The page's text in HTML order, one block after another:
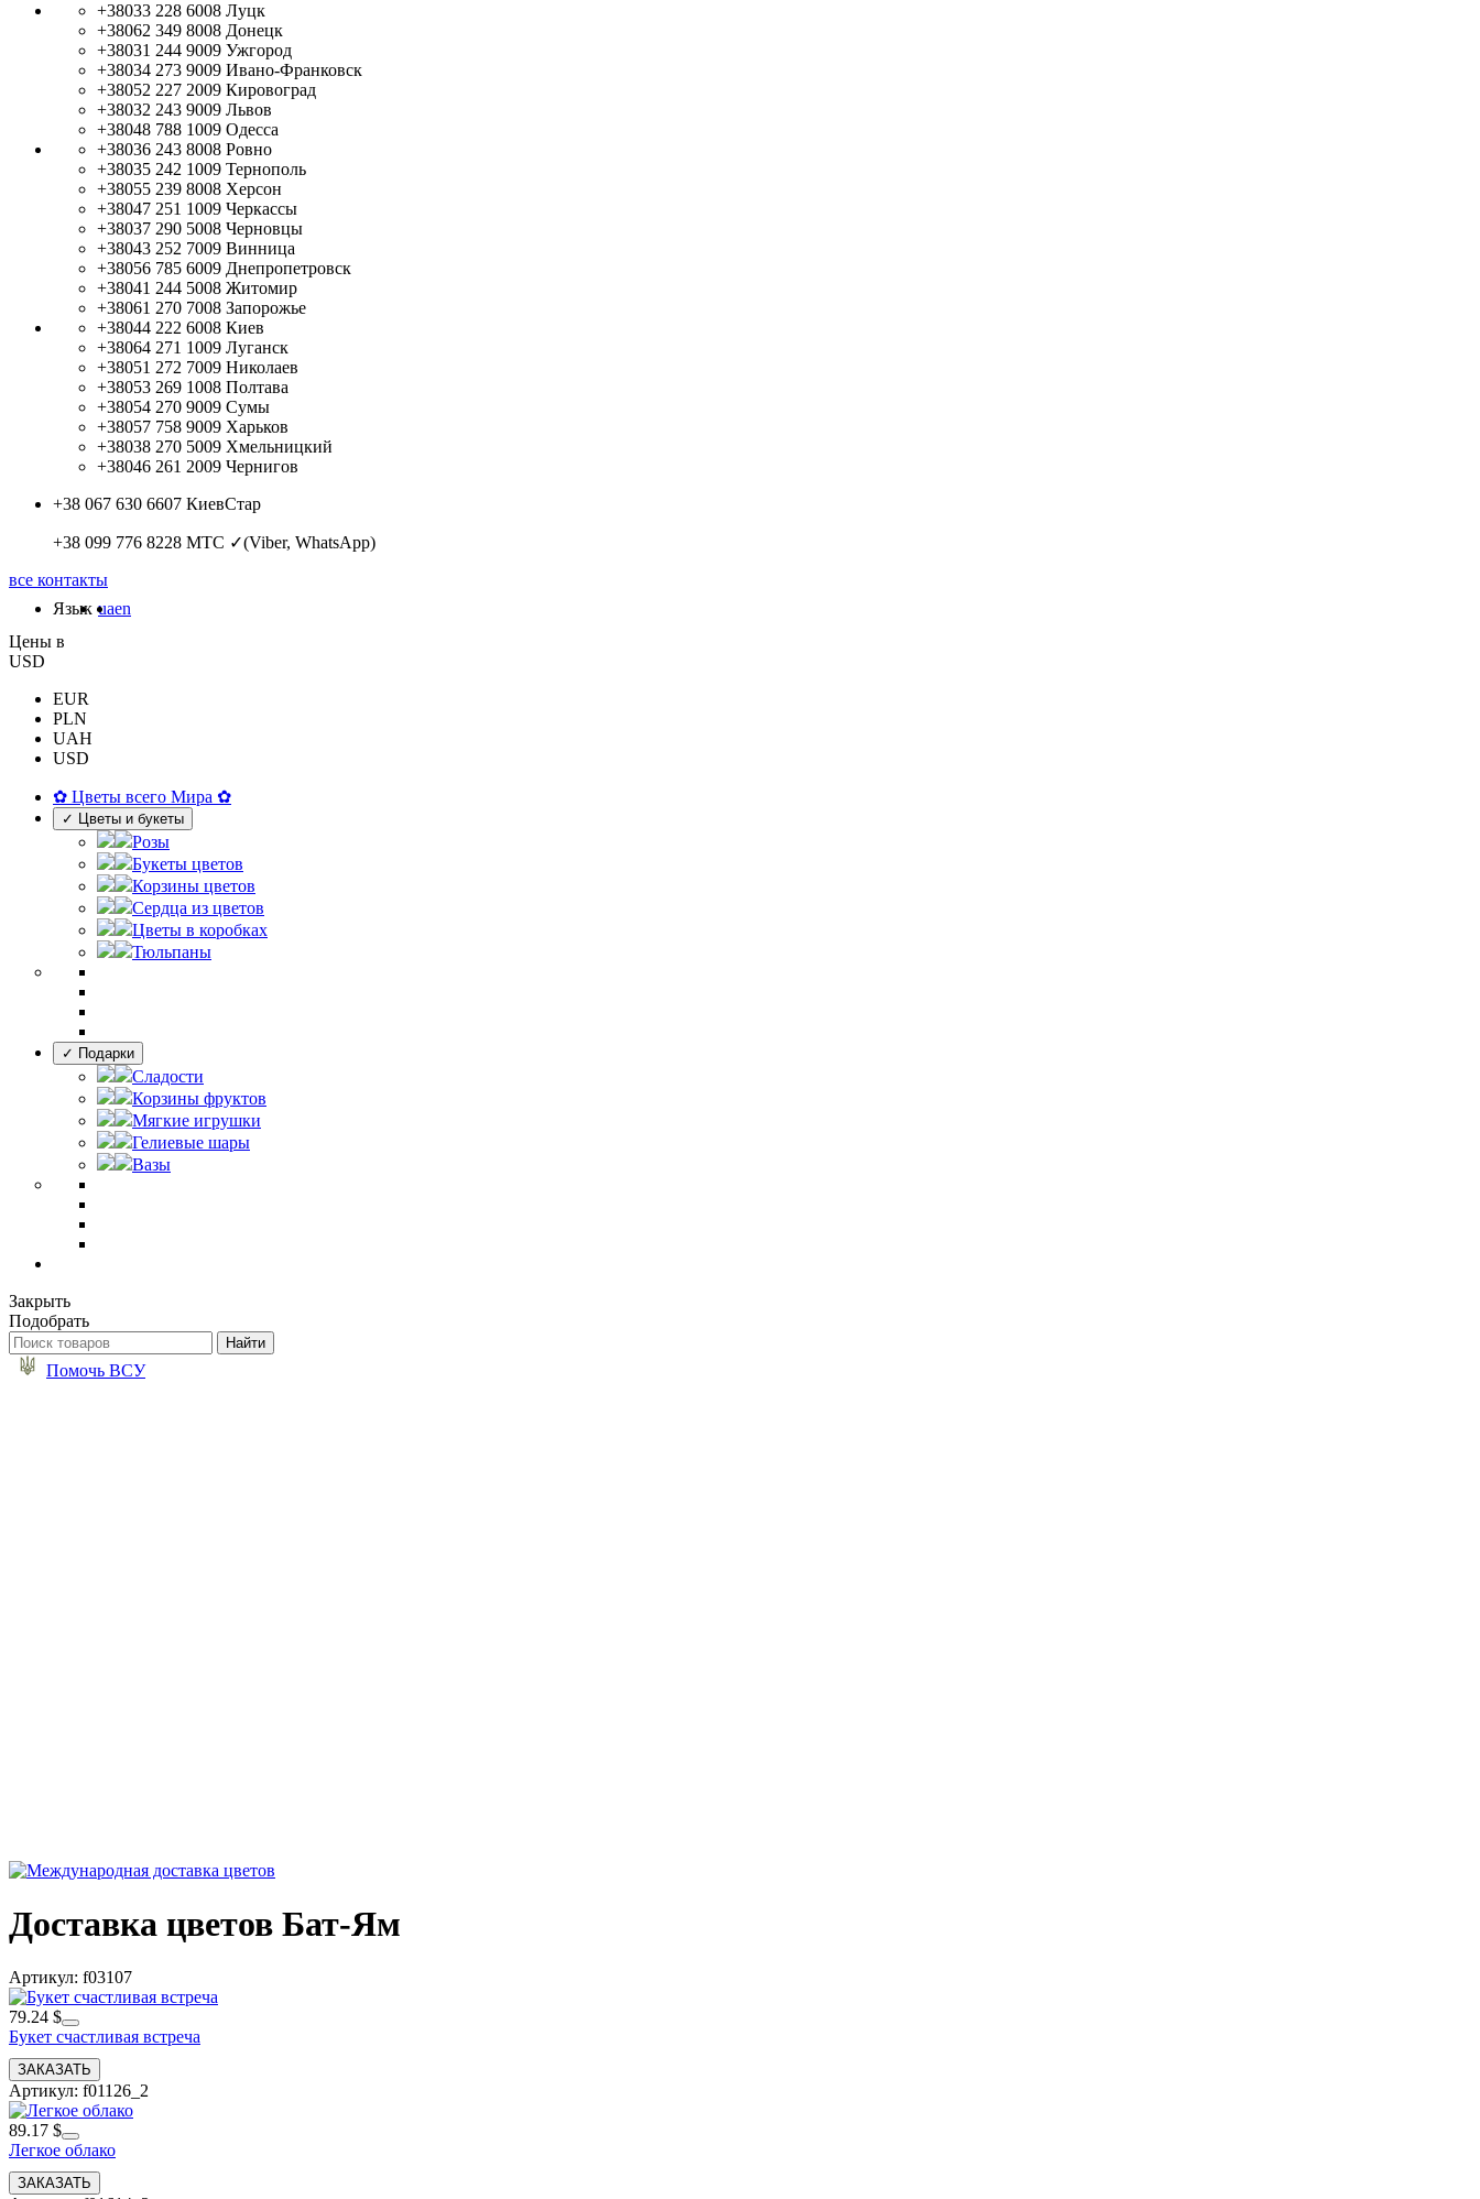
+38033 228 6008 Луцк
+38062 349 8008 Донецк
+38031 244 9009 Ужгород
+38034 273 9009 Ивано-Франковск
+38052 227 2009 Кировоград
+38032 243 9009 Львов
+38048 788 1009 Одесса
+38036 243 8008 Ровно
+38035 242 1009 Тернополь
+38055 239 8008 Херсон
+38047 251 1009 Черкассы
+38037 290 5008 Черновцы
+38043 252 7009 Винница
+38056 785 6009 Днепропетровск
+38041 244 5008 Житомир
+38061 270 7008 Запорожье
+38044 222 6008 Киев
+38064 271 1009 Луганск
+38051 272 7009 Николаев
+38053 269 1008 Полтава
+38054 270 9009 Сумы
+38057 758 9009 Харьков
+38038 270 5009 Хмельницкий
+38046 261 2009 Чернигов
+38 067 630 6607 КиевСтар
+38 099 776 8228 МТС ✓(Viber, WhatsApp)
все контакты
Язык uaen
Цены в
USD
EUR
PLN
UAH
USD
✿ Цветы всего Мира ✿
✓ Цветы и букеты
Розы
Букеты цветов
Корзины цветов
Сердца из цветов
Цветы в коробках
Тюльпаны
✓ Подарки
Сладости
Корзины фруктов
Мягкие игрушки
Гелиевые шары
Вазы
Закрыть
Подобрать
Помочь ВСУ
Доставка цветов Бат-Ям
Артикул: f03107
79.24 $
Букет счастливая встреча
Артикул: f01126_2
89.17 $
Легкое облако